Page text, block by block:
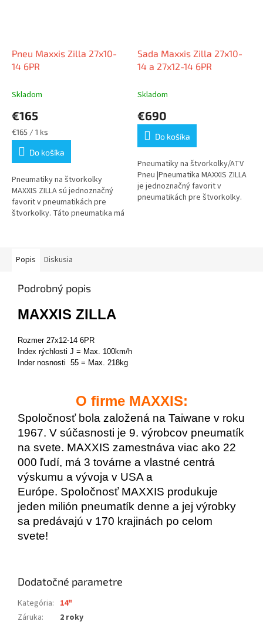
Pneu Maxxis Zilla 27x10-
14 6PR
Skladom
€165
Jednotková
cena:
€165 / 1 ks
Do košíka
Pneumatiky na štvorkolky
MAXXIS ZILLA sú jednoznačný
favorit v pneumatikách pre
štvorkolky. Táto pneumatika má
Sada Maxxis Zilla 27x10-
14 a 27x12-14 6PR
Skladom
€690
Do košíka
Pneumatiky na štvorkolky/ATV
Pneu |Pneumatika MAXXIS ZILLA
je jednoznačný favorit v
pneumatikách pre štvorkolky.
Popis Diskusia
Podrobný popis
MAXXIS ZILLA
Rozmer 27x12-14 6PR
Index rýchlosti J = Max. 100km/h
Inder nosnosti 55 = Max. 218kg
O firme MAXXIS:
Spoločnosť bola založená na Taiwane v roku
1967. V súčasnosti je 9. výrobcov pneumatík
na svete. MAXXIS zamestnáva viac ako 22
000 ľudí, má 3 továrne a vlastné centrá
výskumu a vývoja v USA a
Európe. Spoločnosť MAXXIS produkuje
jeden milión pneumatík denne a jej výrobky
sa predávajú v 170 krajinách po celom
svete!
Dodatočné parametre
Kategória: 14"
Záruka: 2 roky